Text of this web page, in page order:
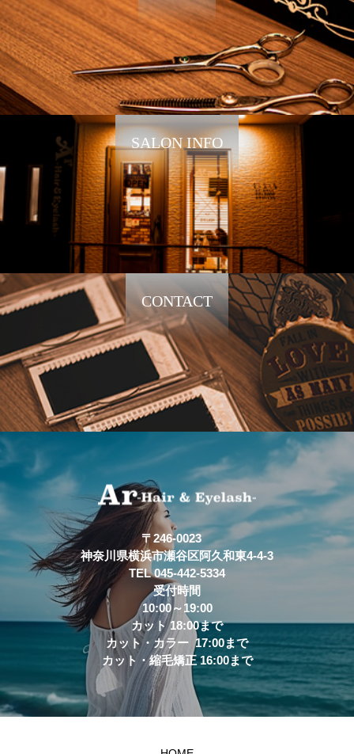
SALON INFO
CONTACT
〒246-0023
神奈川県横浜市瀬谷区阿久和東4-4-3
TEL 045-442-5334
受付時間
10:00～19:00
カット 18:00まで
カット・カラー 17:00まで
カット・縮毛矯正 16:00まで